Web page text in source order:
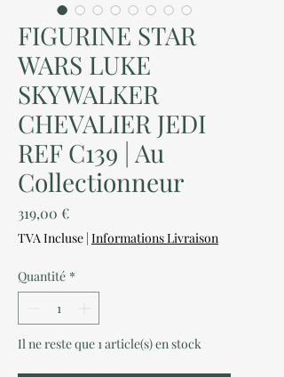
FIGURINE STAR
WARS LUKE
SKYWALKER
CHEVALIER JEDI
REF C139 | Au
Collectionneur
319,00 €Prix
TVA Incluse | Informations Livraison
Quantité *
Il ne reste que 1 article(s) en stock